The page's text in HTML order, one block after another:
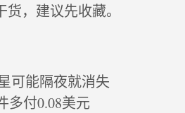
，建议先收藏。
可能隔夜就消失
多付0.08美元